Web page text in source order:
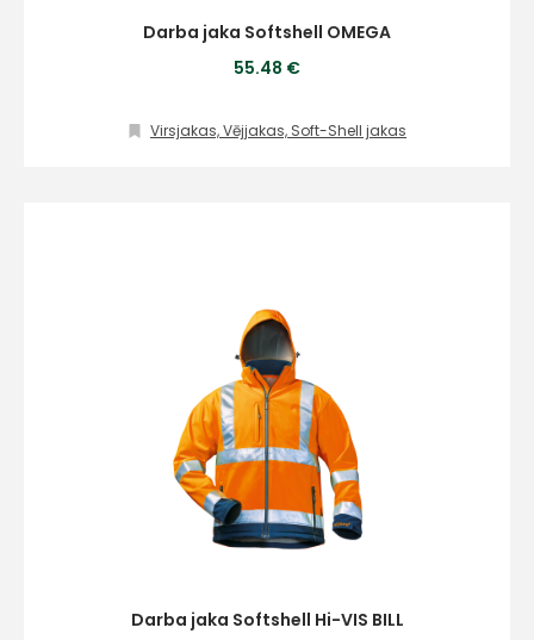
Darba jaka Softshell OMEGA
55.48 €
Virsjakas, Vējjakas, Soft-Shell jakas
Darba jaka Softshell Hi-VIS BILL
mums!
Atbildēsim
ātrāk
E-pasts
Kontakttālrunis